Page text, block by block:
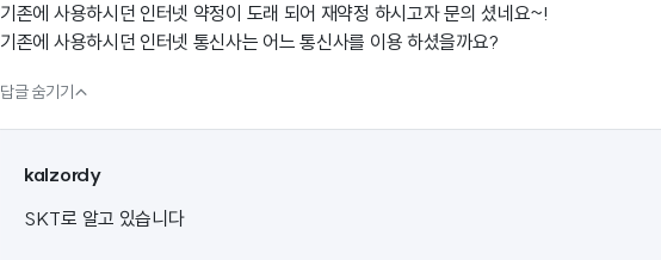
기존에 사용하시던 인터넷 약정이 도래 되어 재약정 하시고자 문의 셨네요~!
기존에 사용하시던 인터넷 통신사는 어느 통신사를 이용 하셨을까요?
답글 숨기기
kalzordy
SKT로 알고 있습니다